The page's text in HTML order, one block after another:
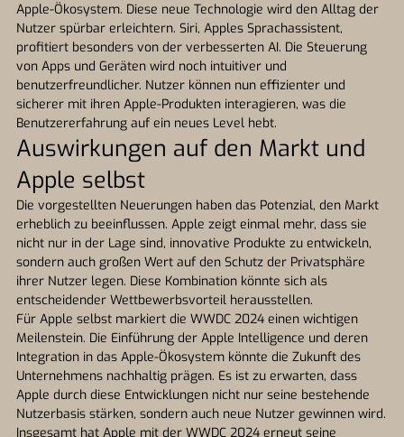
Apple-Ökosystem. Diese neue Technologie wird den Alltag der
Nutzer spürbar erleichtern. Siri, Apples Sprachassistent,
profitiert besonders von der verbesserten AI. Die Steuerung
von Apps und Geräten wird noch intuitiver und
benutzerfreundlicher. Nutzer können nun effizienter und
sicherer mit ihren Apple-Produkten interagieren, was die
Benutzererfahrung auf ein neues Level hebt.
Auswirkungen auf den Markt und
Apple selbst
Die vorgestellten Neuerungen haben das Potenzial, den Markt
erheblich zu beeinflussen. Apple zeigt einmal mehr, dass sie
nicht nur in der Lage sind, innovative Produkte zu entwickeln,
sondern auch großen Wert auf den Schutz der Privatsphäre
ihrer Nutzer legen. Diese Kombination könnte sich als
entscheidender Wettbewerbsvorteil herausstellen.
Für Apple selbst markiert die WWDC 2024 einen wichtigen
Meilenstein. Die Einführung der Apple Intelligence und deren
Integration in das Apple-Ökosystem könnte die Zukunft des
Unternehmens nachhaltig prägen. Es ist zu erwarten, dass
Apple durch diese Entwicklungen nicht nur seine bestehende
Nutzerbasis stärken, sondern auch neue Nutzer gewinnen wird.
Insgesamt hat Apple mit der WWDC 2024 erneut seine